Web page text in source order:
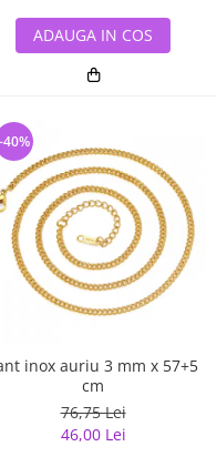
ADAUGA IN COS
inox auriu 3 mm x 57+5
cm
76,75 Lei
46,00 Lei
-40%